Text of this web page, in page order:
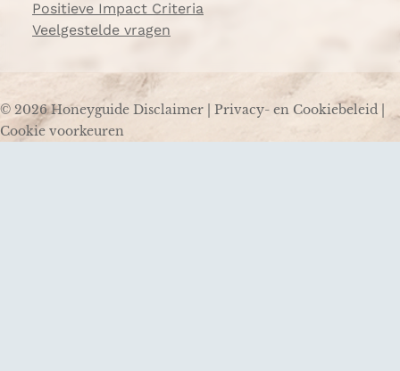
Positieve Impact Criteria
Veelgestelde vragen
© 2026 Honeyguide Disclaimer Privacy- en Cookiebeleid
Cookie voorkeuren